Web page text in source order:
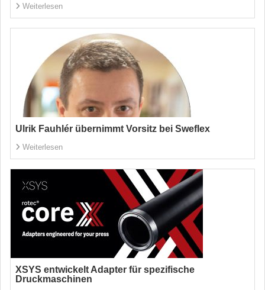
Weiterlesen
Ulrik Fauhlér übernimmt Vorsitz bei Sweflex
Weiterlesen
XSYS entwickelt Adapter für spezifische
Druckmaschinen